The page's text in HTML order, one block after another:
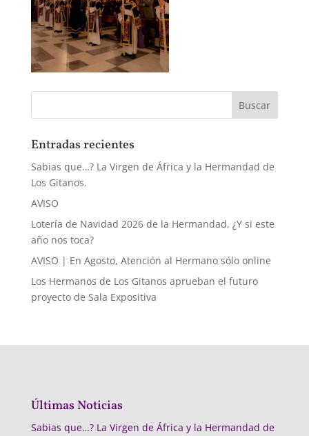
Entradas recientes
Sabias que…? La Virgen de África y la Hermandad de
Los Gitanos.
AVISO
Lotería de Navidad 2026 de la Hermandad, ¿Y si este
año nos toca?
AVISO | En Agosto, Atención al Hermano sólo online
Los Hermanos de Los Gitanos aprueban el futuro
proyecto de Sala Expositiva
Últimas Noticias
Sabias que…? La Virgen de África y la Hermandad de